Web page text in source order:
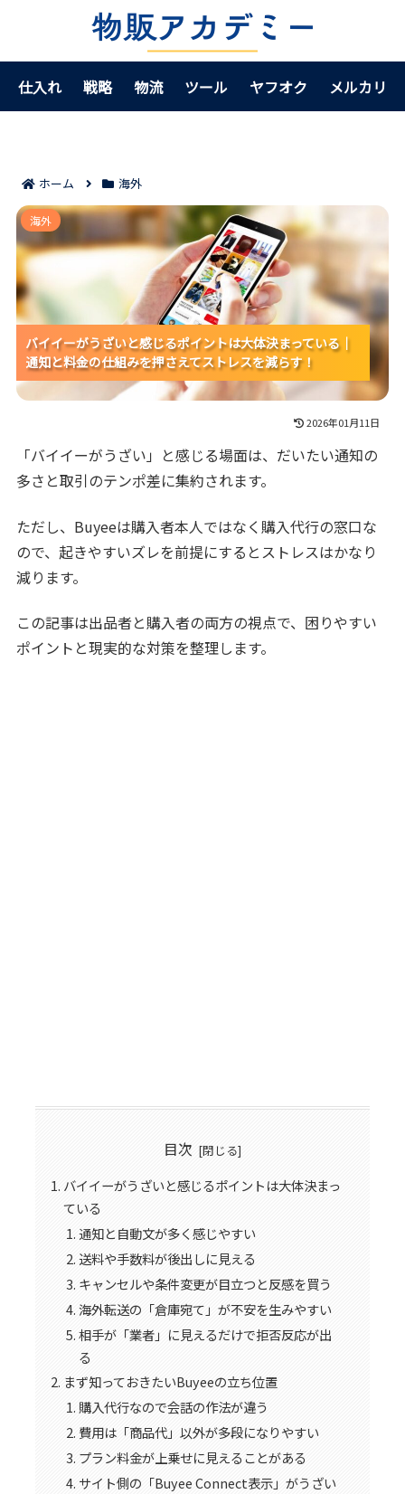
仕入れ 戦略 物流 ツール ヤフオク メルカリ
ホーム 海外
バイイーがうざいと感じるポイントは大体決まっている
｜通知と料金の仕組みを押さえてストレスを減らす！
バイイーがうざいと感じるポイントは大体決まっている｜
通知と料金の仕組みを押さえてストレスを減らす！
バイイーがうざいと感じるポイントは大体決まっている｜
通知と料金の仕組みを押さえてストレスを減らす！
バイイーがうざいと感じるポイントは大体決まっている｜
通知と料金の仕組みを押さえてストレスを減らす！
海外
2026年01月11日
「バイイーがうざい」と感じる場面は、だいたい通知の
多さと取引のテンポ差に集約されます。
ただし、Buyeeは購入者本人ではなく購入代行の窓口な
ので、起きやすいズレを前提にするとストレスはかなり
減ります。
この記事は出品者と購入者の両方の視点で、困りやすい
ポイントと現実的な対策を整理します。
目次
バイイーがうざいと感じるポイントは大体決まっ
ている
通知と自動文が多く感じやすい
送料や手数料が後出しに見える
キャンセルや条件変更が目立つと反感を買う
海外転送の「倉庫宛て」が不安を生みやすい
相手が「業者」に見えるだけで拒否反応が出
る
まず知っておきたいBuyeeの立ち位置
購入代行なので会話の作法が違う
費用は「商品代」以外が多段になりやすい
プラン料金が上乗せに見えることがある
サイト側の「Buyee Connect表示」がうざい